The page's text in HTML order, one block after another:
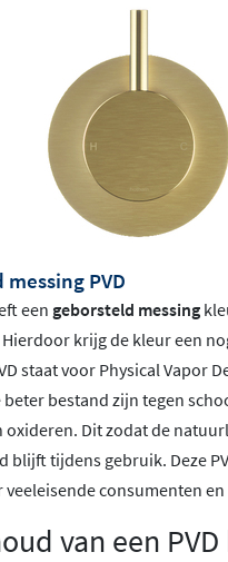
PVD
een geborsteld messing
Hierdoor krijg de kleur een
staat voor Physical Vapor
beter bestand zijn tegen
oxideren. Dit zodat de
blijft tijdens gebruik. Deze
veeleisende consumenten
van een